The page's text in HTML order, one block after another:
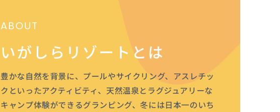
ABOUT
いがしらリゾートとは
豊かな自然を背景に、プールやサイクリング、アスレチッ
クといったアクティビティ、天然温泉とラグジュアリーな
キャンプ体験ができるグランピング、冬には日本一のいち